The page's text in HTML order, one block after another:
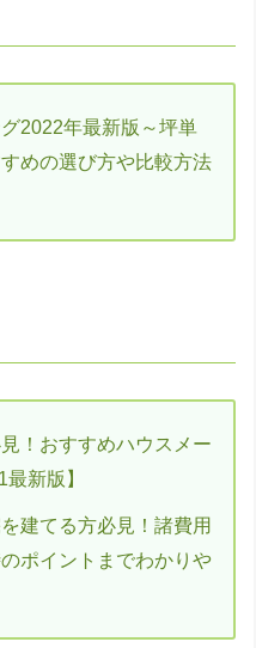
2022年最新版～坪単
めの選び方や比較方法
！おすすめハウスメー
新版】
建てる方必見！諸費用
ポイントまでわかりや